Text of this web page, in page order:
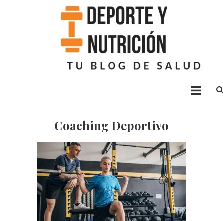
Coaching Deportivo